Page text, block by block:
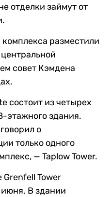
отделки займут от
разместили
совет Кэмдена
состоит из четырех
этажного здания.
о
только одного
— Taplow Tower.
Tower
июня. В здании